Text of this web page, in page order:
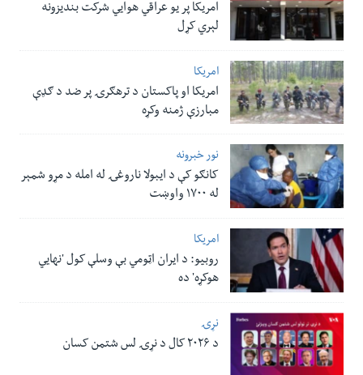
امریکا پر یو عراقي هوایي شرکت بندیزونه
لېري کړل
امریکا
امریکا او پاکستان د ترهګرۍ پر ضد د ګډې
مبارزې ژمنه وکړه
نور خبرونه
کانګو کې د ایبولا ناروغۍ له امله د مړو شمېر
له ۱۷۰۰ واوښت
امریکا
روبیو: د ایران اټومي بې وسلې کول 'نهايي
هوکړه' ده
نړۍ
د ۲۰۲۶ کال د نړۍ لس شتمن کسان